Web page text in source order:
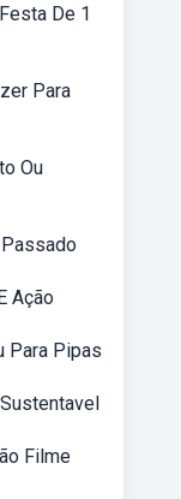
De 1
Para
Ou
Ação
Para Pipas
Filme